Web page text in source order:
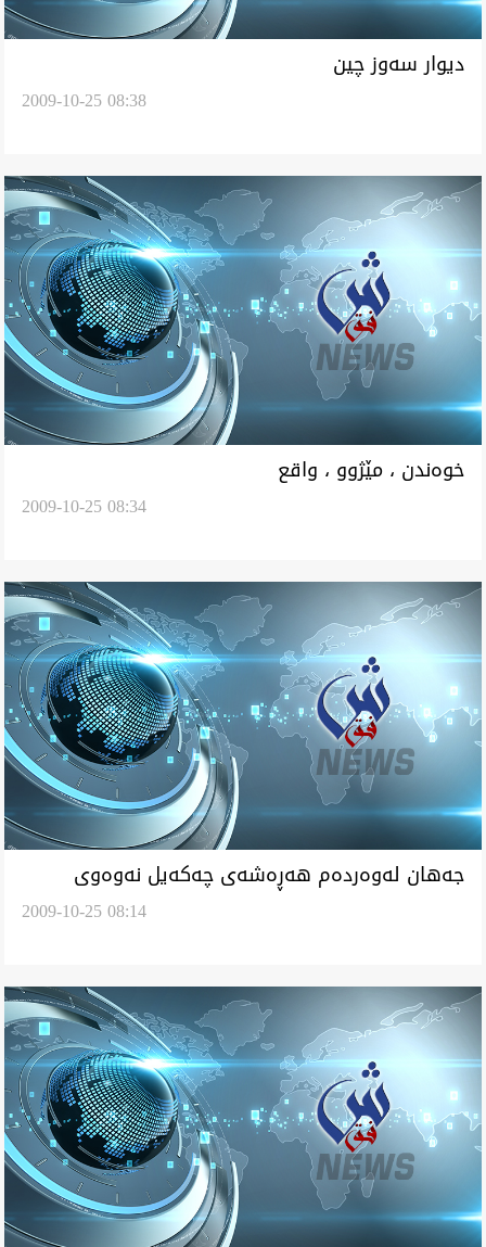
ديوار سه‌وز چين
2009-10-25 08:38
خوه‌ندن ، مێژوو ، واقع
2009-10-25 08:34
جه‌هان له‌وه‌رده‌م هه‌ڕه‌شه‌ی چه‌كه‌يل نه‌وه‌وی
2009-10-25 08:14